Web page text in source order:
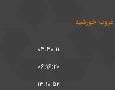
غروب خورشید
۰۴:۴۰:۱۱
۰۶:۱۶:۲۰
۱۳:۱۰:۵۲